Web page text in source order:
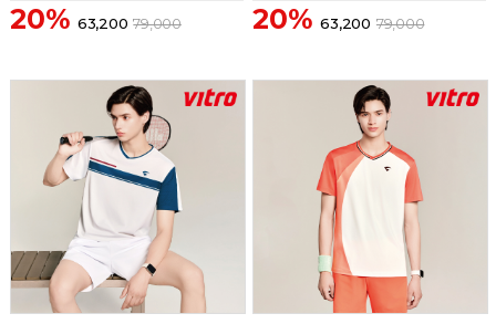
20% 63,200 79,000 20% 63,200 79,000